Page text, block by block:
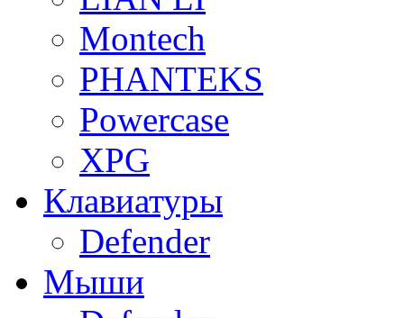
Montech
PHANTEKS
Powercase
XPG
Клавиатуры
Defender
Мыши